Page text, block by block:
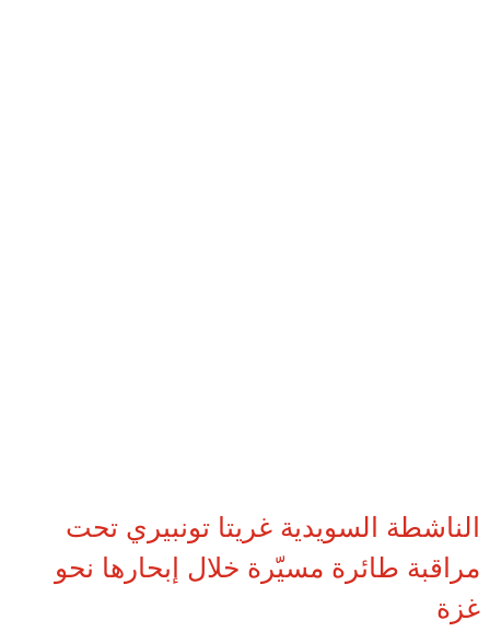
الناشطة السويدية غريتا تونبيري تحت
مراقبة طائرة مسيّرة خلال إبحارها نحو
غزة